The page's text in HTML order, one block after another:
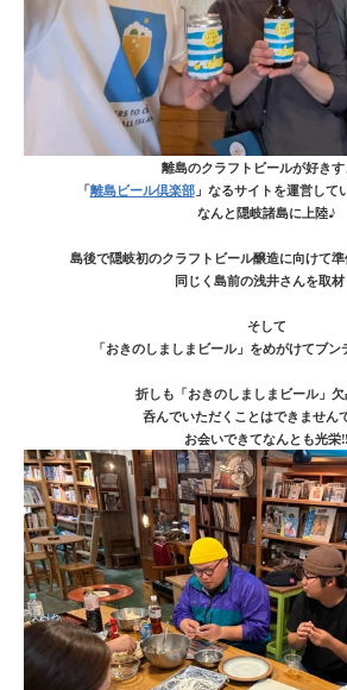
離島のクラフトビールが好き
「離島ビール倶楽部」なるサイトを運営して
なんと隠岐諸島に上陸♪
島後で隠岐初のクラフトビール醸造に向けて
同じく島前の浅井さんを取材
そして
「おきのしましまビール」をめがけてブ
折しも「おきのしましまビール」
呑んでいただくことはできません
お会いできてなんとも光栄‼